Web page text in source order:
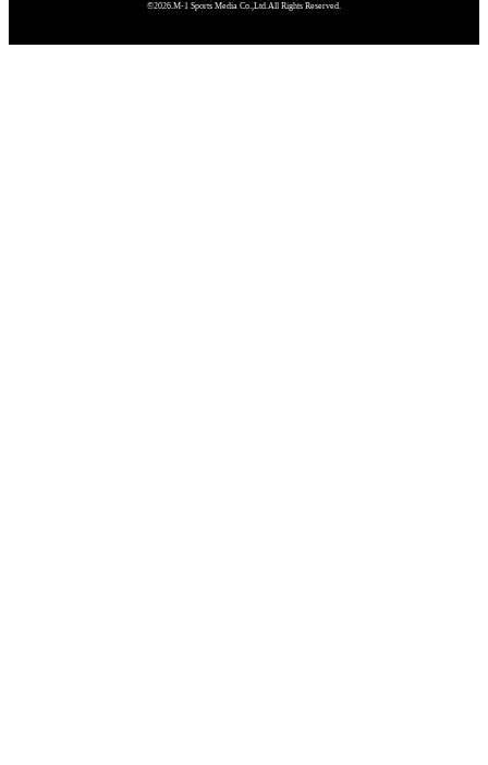
©2026.M-1 Sports Media Co.,Ltd.All Rights Reserved.